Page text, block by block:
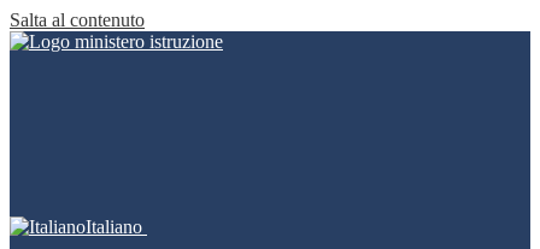
Salta al contenuto
Italiano